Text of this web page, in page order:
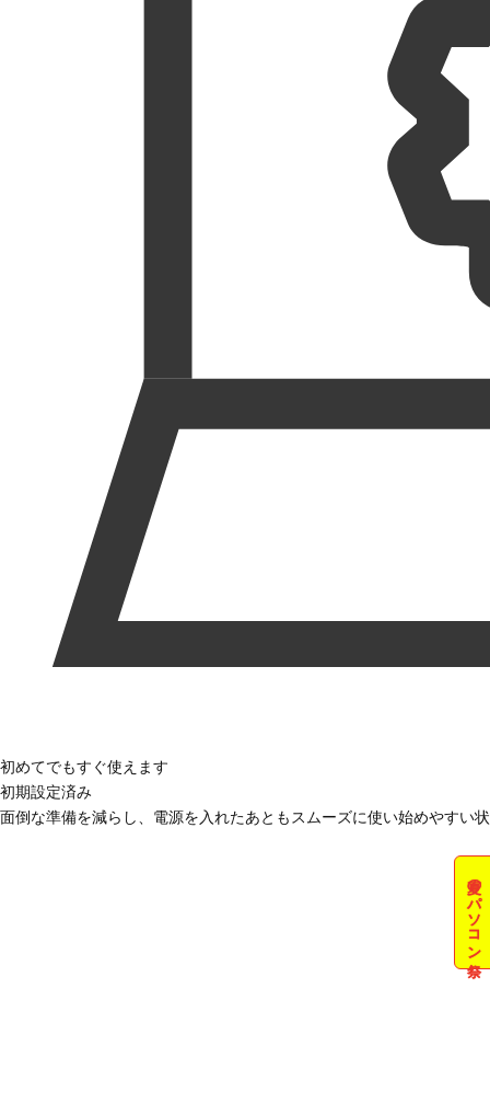
夏のパソコン祭
初めてでもすぐ使えます
初期設定済み
面倒な準備を減らし、電源を入れたあともスムーズに使い始めやすい